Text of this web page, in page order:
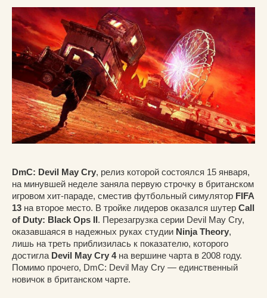
DmC: Devil May Cry, релиз которой состоялся 15 января,
на минувшей неделе заняла первую строчку в британском
игровом хит-параде, сместив футбольный симулятор FIFA
13 на второе место. В тройке лидеров оказался шутер Call
of Duty: Black Ops II. Перезагрузка серии Devil May Cry,
оказавшаяся в надежных руках студии Ninja Theory,
лишь на треть приблизилась к показателю, которого
достигла Devil May Cry 4на вершине чарта в 2008 году.
Помимо прочего, DmC: Devil May Cry — единственный
новичок в британском чарте.